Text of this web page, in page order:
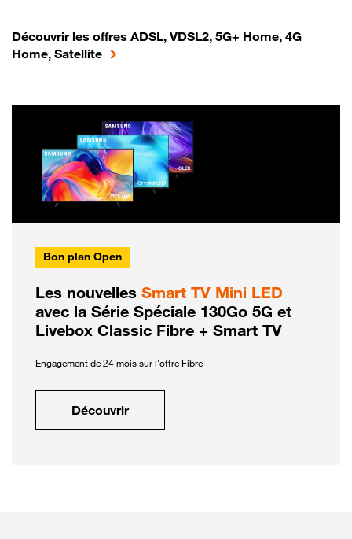
Découvrir les offres ADSL, VDSL2, 5G+ Home, 4G
Home, Satellite
Bon plan Open
Les nouvelles Smart TV Mini LED
avec la Série Spéciale 130Go 5G et
Livebox Classic Fibre + Smart TV
Engagement de 24 mois sur l'offre Fibre
Découvrir